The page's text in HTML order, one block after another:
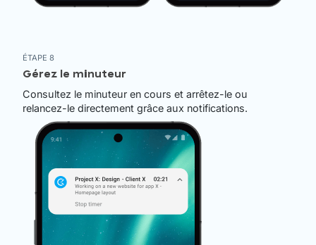
ÉTAPE 8
Gérez le minuteur
Consultez le minuteur en cours et arrêtez-le ou
relancez-le directement grâce aux notifications.